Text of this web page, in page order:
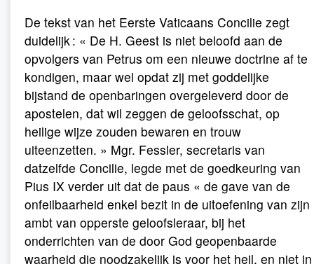
De tekst van het Eerste Vaticaans Concilie zegt
duidelijk : « De H. Geest is niet beloofd aan de
opvolgers van Petrus om een nieuwe doctrine af te
kondigen, maar wel opdat zij met goddelijke
bijstand de openbaringen overgeleverd door de
apostelen, dat wil zeggen de geloofsschat, op
heilige wijze zouden bewaren en trouw
uiteenzetten. » Mgr. Fessler, secretaris van
datzelfde Concilie, legde met de goedkeuring van
Pius IX verder uit dat de paus « de gave van de
onfeilbaarheid enkel bezit in de uitoefening van zijn
ambt van opperste geloofsleraar, bij het
onderrichten van de door God geopenbaarde
waarheid die noodzakelijk is voor het heil, en niet in